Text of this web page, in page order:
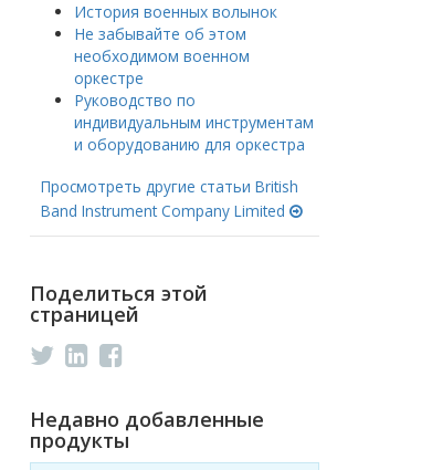
История военных волынок
Не забывайте об этом
необходимом военном
оркестре
Руководство по
индивидуальным инструментам
и оборудованию для оркестра
Просмотреть другие статьи British
Band Instrument Company Limited
Поделиться этой
страницей
Недавно добавленные
продукты